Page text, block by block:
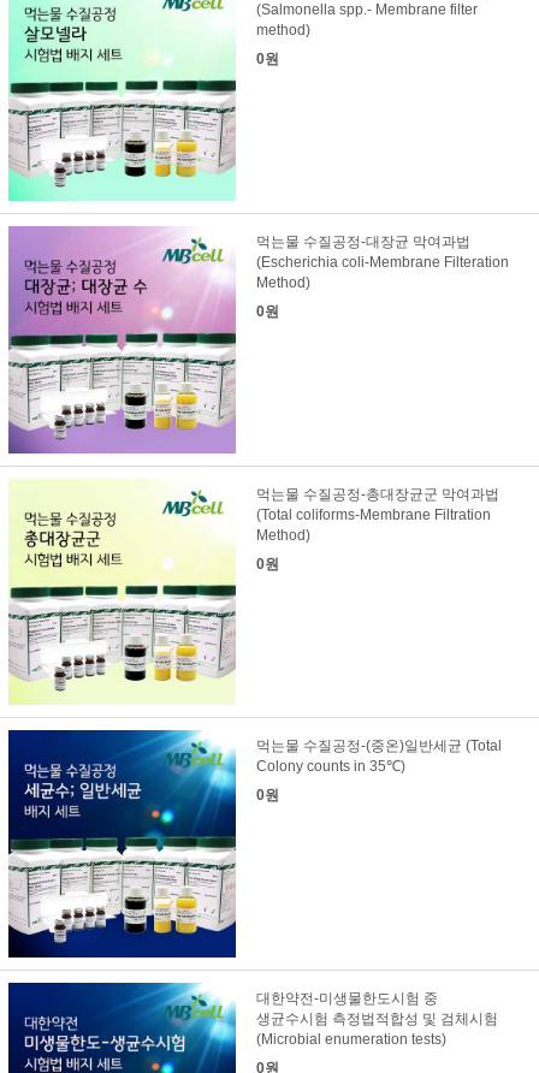
(Salmonella spp.- Membrane filter
method)
0원
먹는물 수질공정-대장균 막여과법
(Escherichia coli-Membrane Filteration
Method)
0원
먹는물 수질공정-총대장균군 막여과법
(Total coliforms-Membrane Filtration
Method)
0원
먹는물 수질공정-(중온)일반세균 (Total
Colony counts in 35℃)
0원
대한약전-미생물한도시험 중
생균수시험 측정법적합성 및 검체시험
(Microbial enumeration tests)
0원